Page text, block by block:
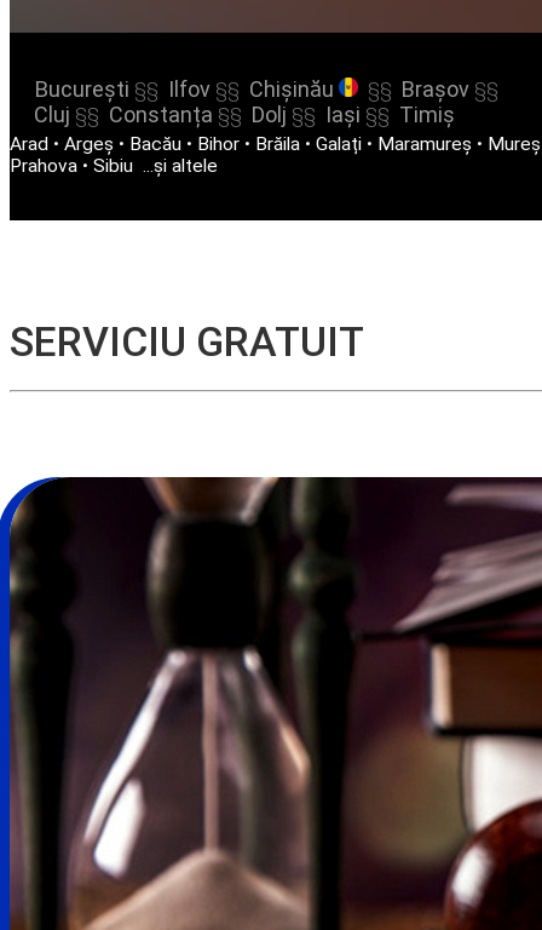
București §§ Ilfov §§ Chișinău §§ Brașov §§
Cluj §§ Constanța §§ Dolj §§ Iași §§ Timiș
Arad • Argeș • Bacău • Bihor • Brăila • Galați • Maramureș • Mureș
Prahova • Sibiu ...și altele
SERVICIU GRATUIT